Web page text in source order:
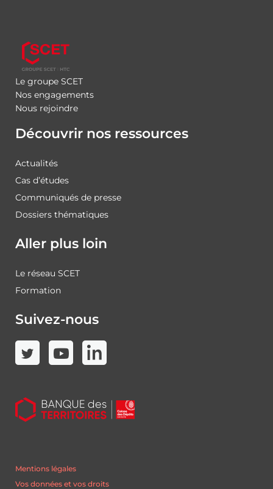
Le groupe SCET
Nos engagements
Nous rejoindre
Découvrir nos ressources
Actualités
Cas d’études
Communiqués de presse
Dossiers thématiques
Aller plus loin
Le réseau SCET
Formation
Suivez-nous
Mentions légales
Vos données et vos droits